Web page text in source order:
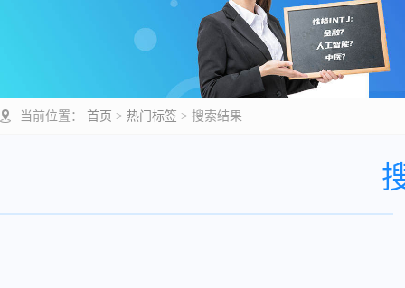
当前位置： 首页 > 热门标签 > 搜索结果